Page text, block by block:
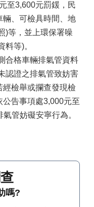
至3,600元罰鍰，民
輛、可檢具時間、地
)等，並上環保署噪
料等)。
合格車輛排氣管資料
認證之排氣管致妨害
檢舉或攔查發現檢
告事項處3,000元至
管妨礙安寧行為。
嗎?